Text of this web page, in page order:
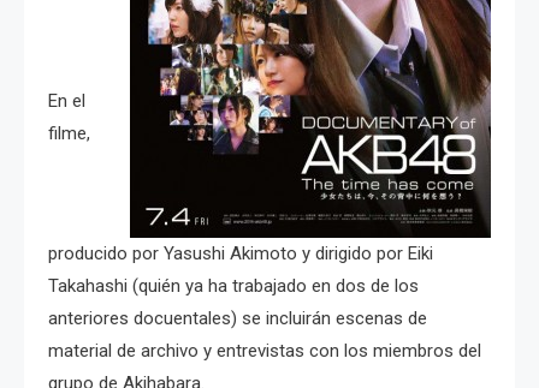
En el
filme,
producido por Yasushi Akimoto y dirigido por Eiki
Takahashi (quién ya ha trabajado en dos de los
anteriores docuentales) se incluirán escenas de
material de archivo y entrevistas con los miembros del
grupo de Akihabara.